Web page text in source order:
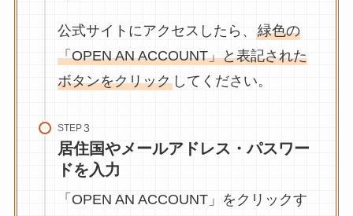
公式サイトにアクセスしたら、 緑色の
「OPEN AN ACCOUNT」と表記された
ボタンをクリックしてください。
STEP
居住国やメールアドレス・パスワー
ドを入力
「OPEN AN ACCOUNT」をクリックす